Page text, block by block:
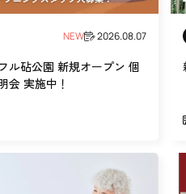
リを受けたい
施
て
たい
通いや
利用したい
NEW 2026.08.07
ル砧公園 新規オープン 個
会 実施中！